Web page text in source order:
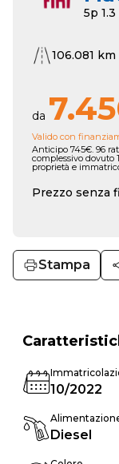
5p
106.081 km
da
Valido con
Anticipo 745€. 96
complessivo dovuto
proprietà e
Prezzo senza
Stampa
10/2022
Diesel